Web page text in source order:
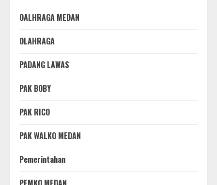
OALHRAGA MEDAN
OLAHRAGA
PADANG LAWAS
PAK BOBY
PAK RICO
PAK WALKO MEDAN
Pemerintahan